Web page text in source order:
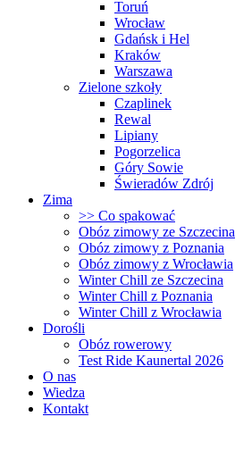
Toruń
Wrocław
Gdańsk i Hel
Kraków
Warszawa
Zielone szkoły
Czaplinek
Rewal
Lipiany
Pogorzelica
Góry Sowie
Świeradów Zdrój
Zima
>> Co spakować
Obóz zimowy ze Szczecina
Obóz zimowy z Poznania
Obóz zimowy z Wrocławia
Winter Chill ze Szczecina
Winter Chill z Poznania
Winter Chill z Wrocławia
Dorośli
Obóz rowerowy
Test Ride Kaunertal 2026
O nas
Wiedza
Kontakt